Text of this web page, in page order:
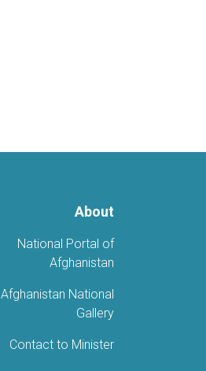
About
National Portal of
Afghanistan
Afghanistan National
Gallery
Contact to Minister